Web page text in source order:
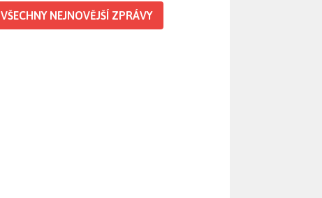
VŠECHNY NEJNOVĚJŠÍ ZPRÁVY